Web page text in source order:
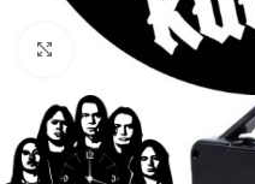
Нажмите, чтобы